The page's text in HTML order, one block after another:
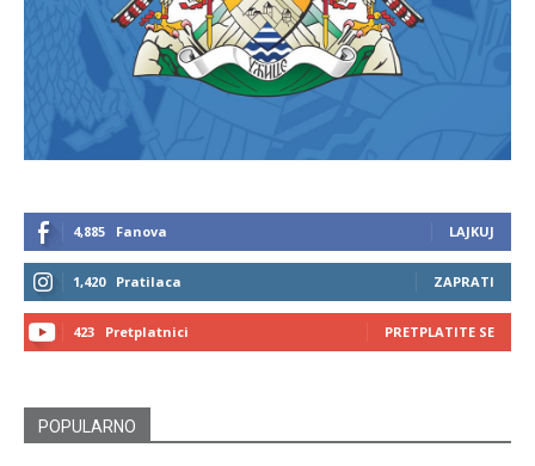
4,885 Fanova LAJKUJ
1,420 Pratilaca ZAPRATI
423 Pretplatnici PRETPLATITE SE
POPULARNO